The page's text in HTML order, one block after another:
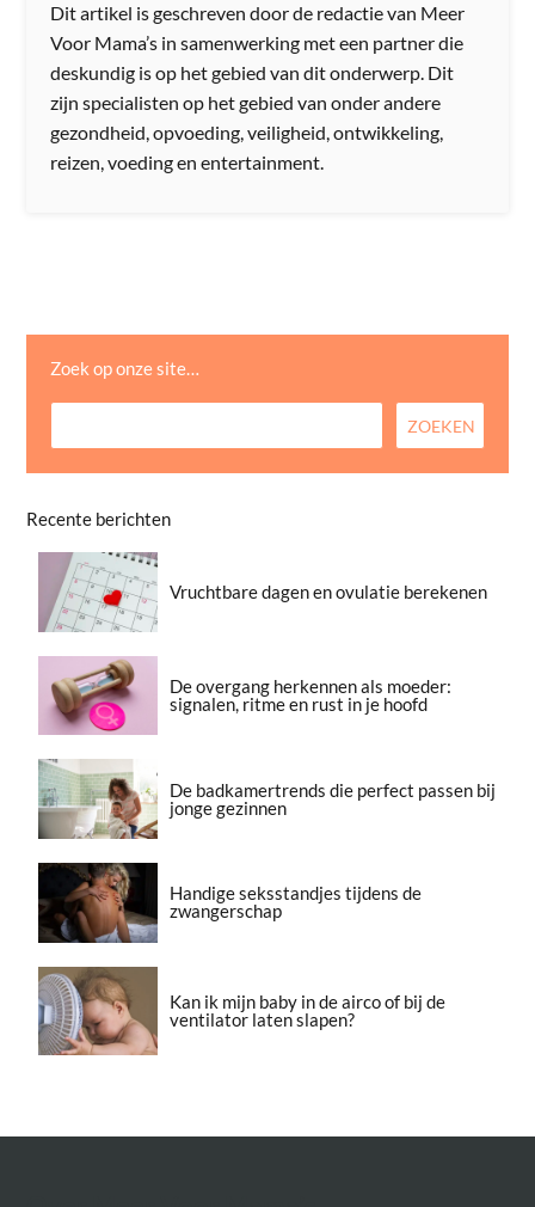
Dit artikel is geschreven door de redactie van Meer
Voor Mama’s in samenwerking met een partner die
deskundig is op het gebied van dit onderwerp. Dit
zijn specialisten op het gebied van onder andere
gezondheid, opvoeding, veiligheid, ontwikkeling,
reizen, voeding en entertainment.
Zoek op onze site…
Recente berichten
Vruchtbare dagen en ovulatie berekenen
De overgang herkennen als moeder:
signalen, ritme en rust in je hoofd
De badkamertrends die perfect passen bij
jonge gezinnen
Handige seksstandjes tijdens de
zwangerschap
Kan ik mijn baby in de airco of bij de
ventilator laten slapen?